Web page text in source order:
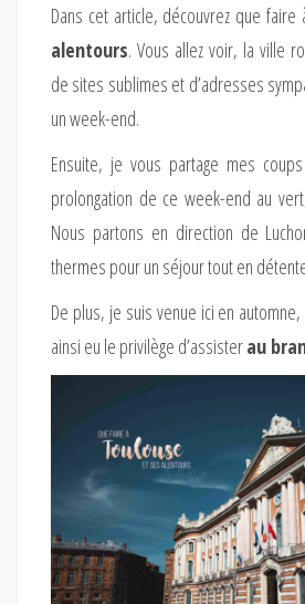
Dans cet article, découvrez que faire
alentours. Vous allez voir, la ville
de sites sublimes et d’adresses
un week-end.
Ensuite, je vous partage mes
prolongation de ce week-end au
Nous partons en direction de
thermes pour un séjour tout en
De plus, je suis venue ici en
ainsi eu le privilège d’assisterau